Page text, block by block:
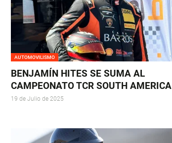
AUTOMOVILISMO
BENJAMÍN HITES SE SUMA AL
CAMPEONATO TCR SOUTH AMERICA
19 de Julio de 2025